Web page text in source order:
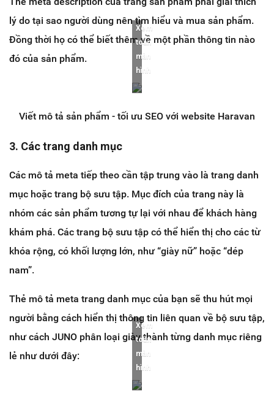
lý do tại sao người dùng nên tìm hiểu và mua sản phẩm.
Đồng thời họ có thể biết thêm về một phần thông tin nào
đó của sản phẩm.
Xem
toàn
màn
hình
Viết mô tả sản phẩm - tối ưu SEO với website Haravan
3. Các trang danh mục
Các mô tả meta tiếp theo cần tập trung vào là trang danh
mục hoặc trang bộ sưu tập. Mục đích của trang này là
nhóm các sản phẩm tương tự lại với nhau để khách hàng
khám phá. Các trang bộ sưu tập có thể hiển thị cho các từ
khóa rộng, có khối lượng lớn, như “giày nữ” hoặc “dép
nam”.
Thẻ mô tả meta trang danh mục của bạn sẽ thu hút mọi
người bằng cách hiển thị thông tin liên quan về bộ sưu tập,
như cách JUNO phân loại giày thành từng danh mục riêng
lẻ như dưới đây:
Xem
toàn
màn
hình